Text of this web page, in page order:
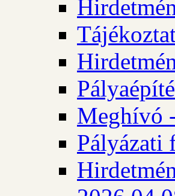
Meghívó
Pályázati